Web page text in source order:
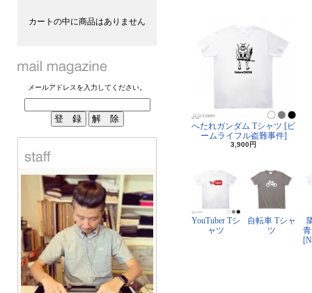
カートの中に商品はありません
メールアドレスを入力してください。
へたれガンダム Tシャツ [ビ
ームライフル盗難事件]
3,900円
YouTuber Tシ
ャツ
自転車 Tシャ
ツ